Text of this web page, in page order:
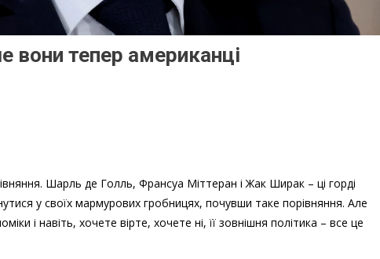
вони тепер американці
Шарль де Голль, Франсуа Міттеран і Жак Ширак – ці горді
у своїх мармурових гробницях, почувши таке порівняння. Але
і навіть, хочете вірте, хочете ні, її зовнішня політика – все це